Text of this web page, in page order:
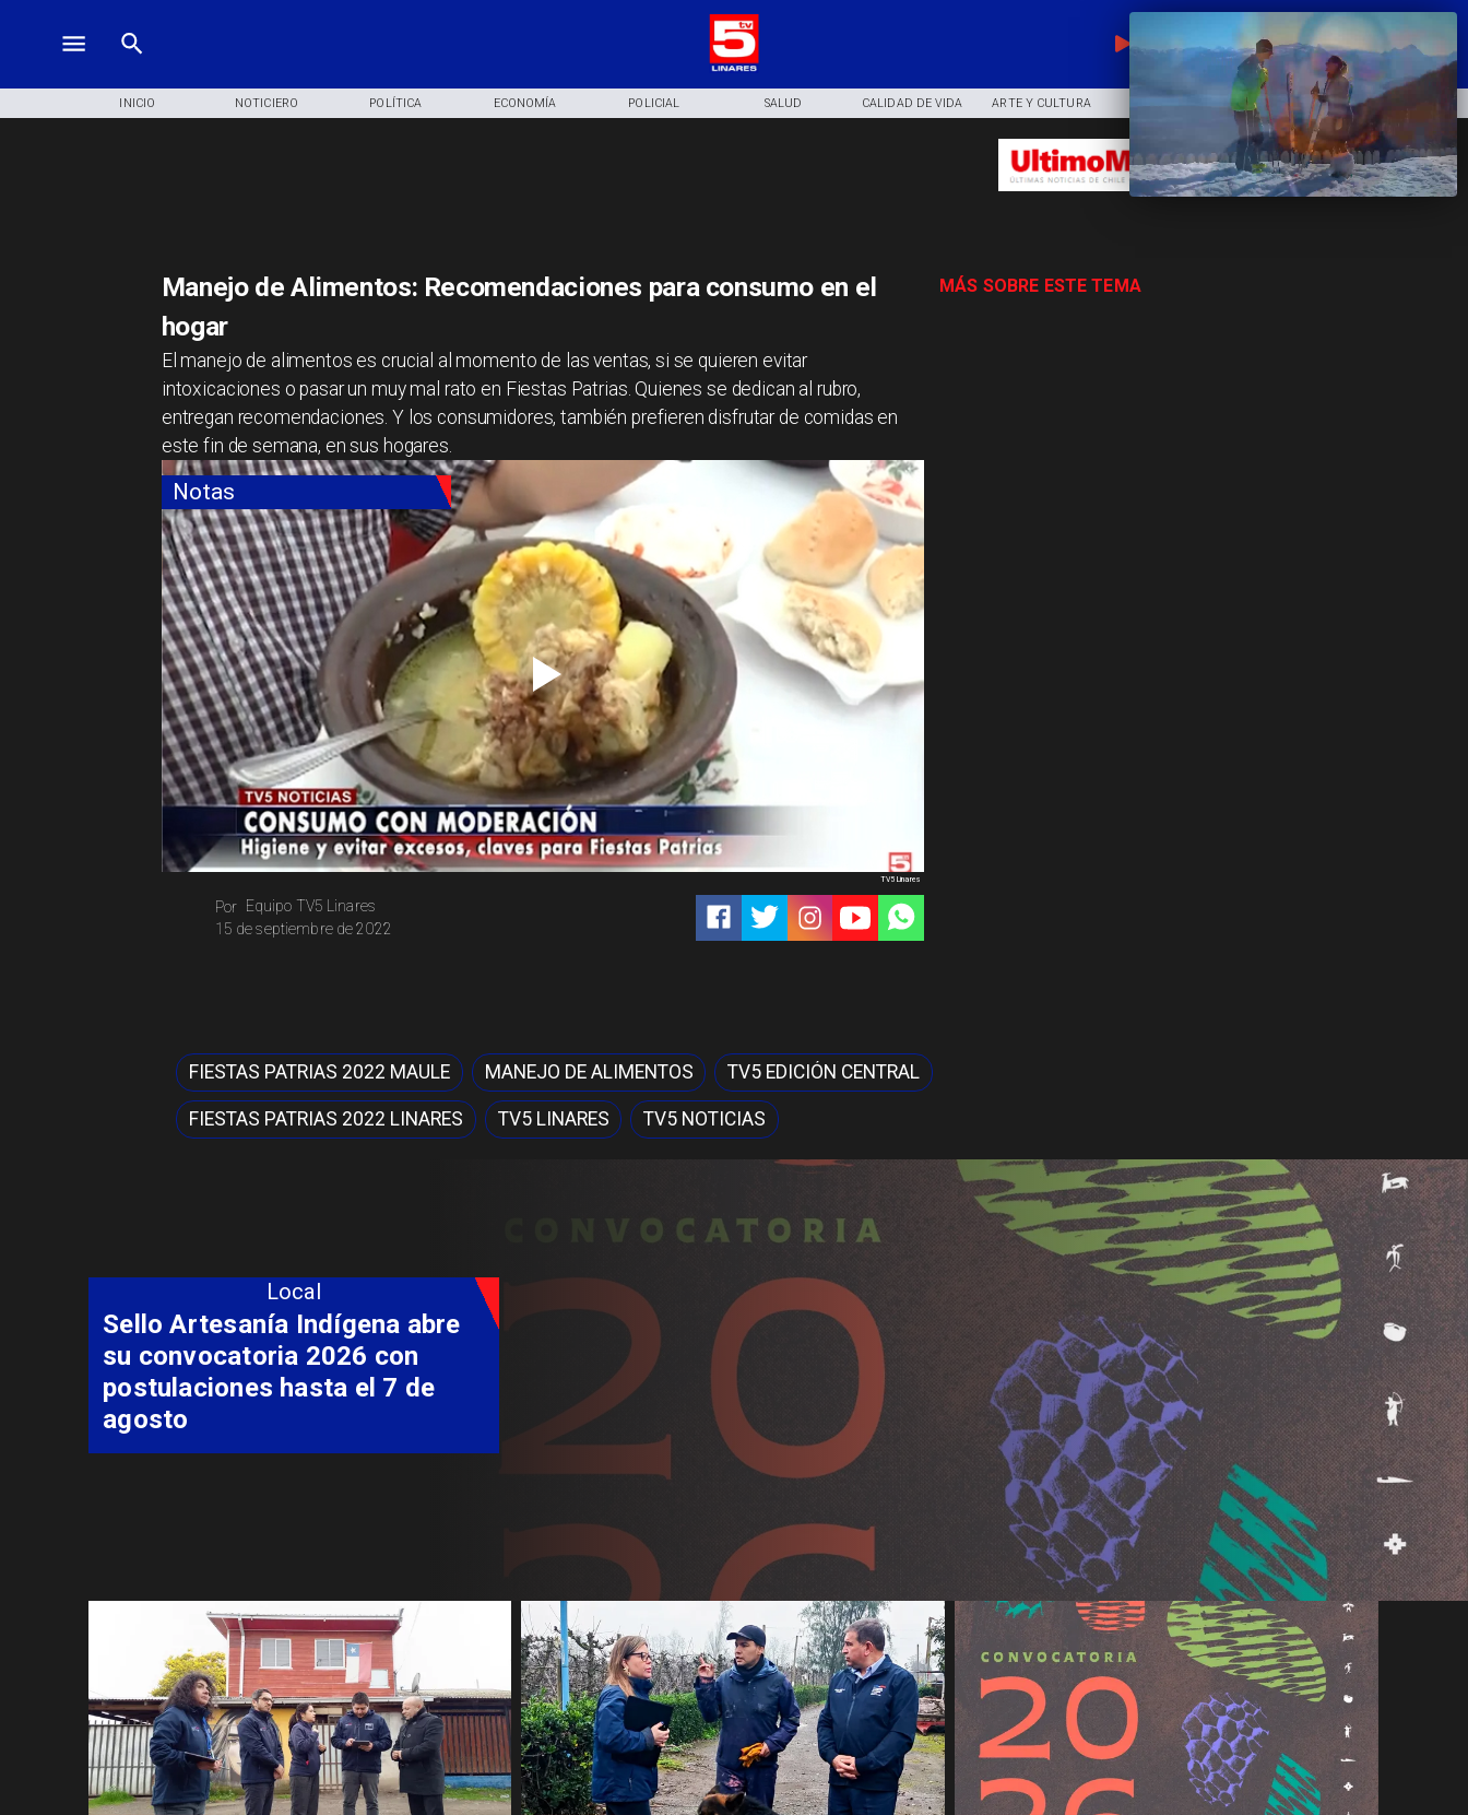
EN VIVO
INICIO NOTICIERO POLÍTICA ECONOMÍA POLICIAL SALUD CALIDAD DE VIDA ARTE Y CULTURA DEPORTES
Notas
Equipo TV5 Linares
Por
15 de septiembre de 2022
TV5 Linares
MÁS SOBRE ESTE TEMA
Manejo de Alimentos: Recomendaciones para consumo en el
hogar
El manejo de alimentos es crucial al momento de las ventas, si se quieren evitar
intoxicaciones o pasar un muy mal rato en Fiestas Patrias. Quienes se dedican al rubro,
entregan recomendaciones. Y los consumidores, también prefieren disfrutar de comidas en
este fin de semana, en sus hogares.
FIESTAS PATRIAS 2022 MAULE MANEJO DE ALIMENTOS TV5 EDICIÓN CENTRAL
FIESTAS PATRIAS 2022 LINARES TV5 LINARES TV5 NOTICIAS
Local
Sello Artesanía Indígena abre
su convocatoria 2026 con
postulaciones hasta el 7 de
agosto